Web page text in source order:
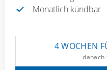
Monatlich kündbar
4 WOCHEN
danach